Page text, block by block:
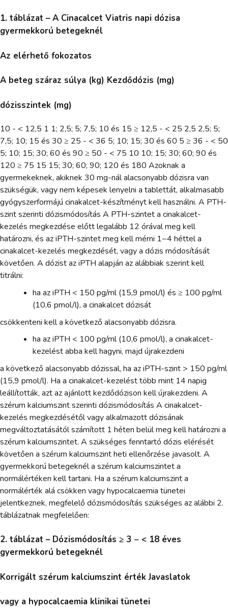
1. táblázat – A Cinacalcet Viatris napi dózisa
gyermekkorú betegeknél
Az elérhető fokozatos
A beteg száraz súlya (kg) Kezdődózis (mg)
dózisszintek (mg)
10 - < 12,5 1 1; 2,5; 5; 7,5; 10 és 15 ≥ 12,5 - < 25 2,5 2,5; 5;
7,5; 10; 15 és 30 ≥ 25 - < 36 5; 10; 15; 30 és 60 5 ≥ 36 - < 50
5; 10; 15; 30; 60 és 90 ≥ 50 - < 75 10 10; 15; 30; 60; 90 és
120 ≥ 75 15 15; 30; 60; 90; 120 és 180 Azoknak a
gyermekeknek, akiknek 30 mg-nál alacsonyabb dózisra van
szükségük, vagy nem képesek lenyelni a tablettát, alkalmasabb
gyógyszerformájú cinakalcet-készítményt kell használni. A PTH-
szint szerinti dózismódosítás A PTH-szintet a cinakalcet-
kezelés megkezdése előtt legalább 12 órával meg kell
határozni, és az iPTH-szintet meg kell mérni 1−4 héttel a
cinakalcet-kezelés megkezdését, vagy a dózis módosítását
követően. A dózist az iPTH alapján az alábbiak szerint kell
titrálni:
ha az iPTH < 150 pg/ml (15,9 pmol/l) és ≥ 100 pg/ml
(10,6 pmol/l), a cinakalcet dózisát
csökkenteni kell a következő alacsonyabb dózisra.
ha az iPTH < 100 pg/ml (10,6 pmol/l), a cinakalcet-
kezelést abba kell hagyni, majd újrakezdeni
a következő alacsonyabb dózissal, ha az iPTH-szint > 150 pg/ml
(15,9 pmol/l). Ha a cinakalcet-kezelést több mint 14 napig
leállították, azt az ajánlott kezdődózison kell újrakezdeni. A
szérum kalciumszint szerinti dózismódosítás A cinakalcet-
kezelés megkezdésétől vagy alkalmazott dózisának
megváltoztatásától számított 1 héten belül meg kell határozni a
szérum kalciumszintet. A szükséges fenntartó dózis elérését
követően a szérum kalciumszint heti ellenőrzése javasolt. A
gyermekkorú betegeknél a szérum kalciumszintet a
normálértéken kell tartani. Ha a szérum kalciumszint a
normálérték alá csökken vagy hypocalcaemia tünetei
jelentkeznek, megfelelő dózismódosítás szükséges az alábbi 2.
táblázatnak megfelelően:
2. táblázat – Dózismódosítás ≥ 3 − < 18 éves
gyermekkorú betegeknél
Korrigált szérum kalciumszint érték Javaslatok
vagy a hypocalcaemia klinikai tünetei